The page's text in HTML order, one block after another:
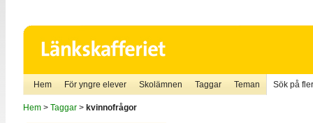
Hem För yngre elever Skolämnen Taggar Teman Sök på
Hem> Taggar> kvinnofrågor